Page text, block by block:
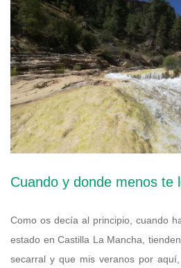
Cuando y donde menos te
Como os decía al principio, cuando
estado en Castilla La Mancha,
secarral y que mis veranos por